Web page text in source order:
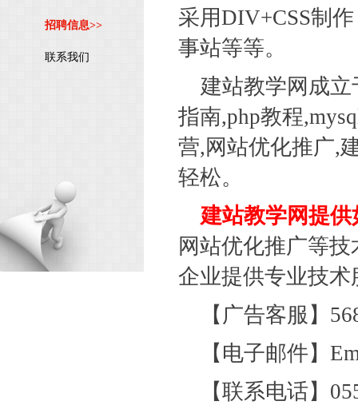
招聘信息>>
联系我们
采用DIV+CSS制
事站等等。
建站教学网成
指南,php教程
营,网站优化推广,
轻松。
建站教学网提供
网站优化推广等
企业提供专业技术
【广告客服】
【电子邮件】
【联系电话】